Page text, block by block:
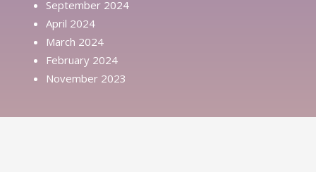
September 2024
April 2024
March 2024
February 2024
November 2023